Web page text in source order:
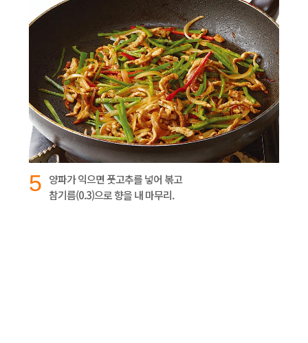
5 양파가 익으면 풋고추를 넣어 볶고
참기름(0.3)으로 향을 내 마무리.